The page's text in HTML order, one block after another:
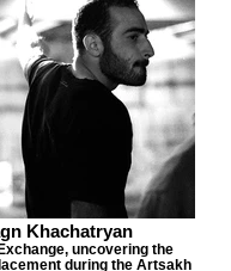
Khachatryan
uncovering the
during the Artsakh